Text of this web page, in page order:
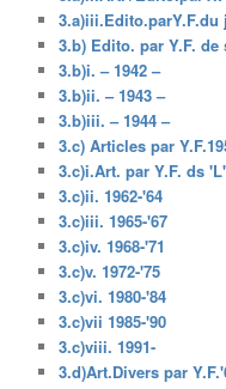
3.a)iii.Edito.parY.F.du
3.b) Edito. par Y.F.
3.b)i. – 1942 –
3.b)ii. – 1943 –
3.b)iii. – 1944 –
3.c) Articles par
3.c)i.Art. par Y.F. ds
3.c)ii. 1962-'64
3.c)iii. 1965-'67
3.c)iv. 1968-'71
3.c)v. 1972-'75
3.c)vi. 1980-'84
3.c)vii 1985-'90
3.c)viii. 1991-
3.d)Art.Divers par